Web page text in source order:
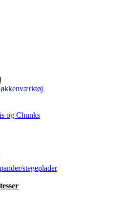
og Chunks
stegeplader